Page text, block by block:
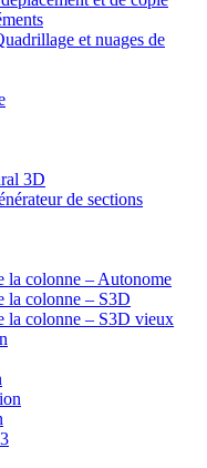
et nuages ​​de
3D
de sections
la colonne – Autonome
la colonne – S3D
la colonne – S3D vieux